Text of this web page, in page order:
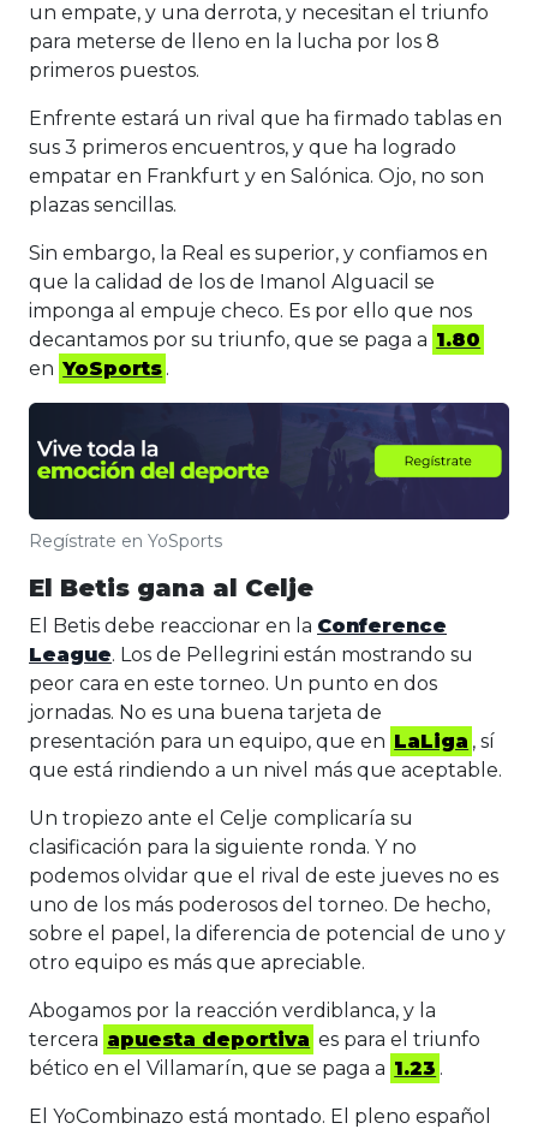
un empate, y una derrota, y necesitan el triunfo
para meterse de lleno en la lucha por los 8
primeros puestos.
Enfrente estará un rival que ha firmado tablas en
sus 3 primeros encuentros, y que ha logrado
empatar en Frankfurt y en Salónica. Ojo, no son
plazas sencillas.
Sin embargo, la Real es superior, y confiamos en
que la calidad de los de Imanol Alguacil se
imponga al empuje checo. Es por ello que nos
decantamos por su triunfo, que se paga a 1.80
en YoSports .
Regístrate en YoSports
El Betis gana al Celje
El Betis debe reaccionar en la Conference
League. Los de Pellegrini están mostrando su
peor cara en este torneo. Un punto en dos
jornadas. No es una buena tarjeta de
presentación para un equipo, que en LaLiga , sí
que está rindiendo a un nivel más que aceptable.
Un tropiezo ante el Celje complicaría su
clasificación para la siguiente ronda. Y no
podemos olvidar que el rival de este jueves no es
uno de los más poderosos del torneo. De hecho,
sobre el papel, la diferencia de potencial de uno y
otro equipo es más que apreciable.
Abogamos por la reacción verdiblanca, y la
tercera apuesta deportiva es para el triunfo
bético en el Villamarín, que se paga a 1.23 .
El YoCombinazo está montado. El pleno español